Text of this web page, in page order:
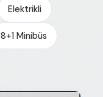
Elektrikli
8+1 Minibüs